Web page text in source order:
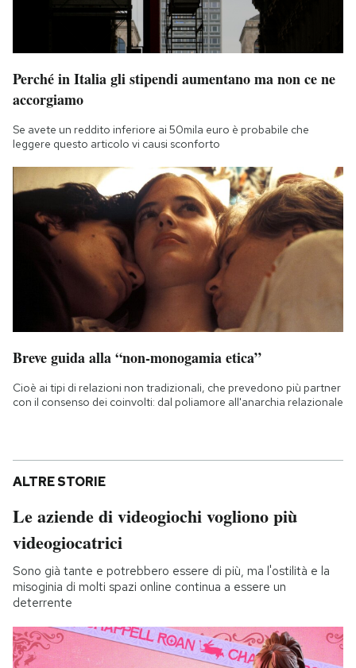
Perché in Italia gli stipendi aumentano ma non ce ne
accorgiamo
Se avete un reddito inferiore ai 50mila euro è probabile che
leggere questo articolo vi causi sconforto
Breve guida alla “non-monogamia etica”
Cioè ai tipi di relazioni non tradizionali, che prevedono più partner
con il consenso dei coinvolti: dal poliamore all'anarchia relazionale
ALTRE STORIE
Le aziende di videogiochi vogliono più
videogiocatrici
Sono già tante e potrebbero essere di più, ma l'ostilità e la
misoginia di molti spazi online continua a essere un
deterrente